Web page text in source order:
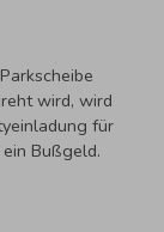
wird, wird
für
Bußgeld.